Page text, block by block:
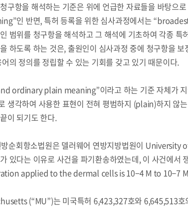
구항을 해석하는 기준은 위에 언급한 자료들을 바탕으
인 반면, 특허 등록을 위한 심사과정에서는
범위를 청구항을 해석하고 그 해석에 기초하여 각종
하도록 하는 것은, 출원인이 심사과정 중에 청구항을
의 정의를 정립할 수 있는 기회를 갖고 있기 때문이다.
ordinary plain meaning”이라고 하는 기준 자체가 지
생각하여 사용한 표현이 전혀 평범하지 (plain)하지 않
이 되기도 한다.
순회항소법원은 델러웨어 연방지방법원이 University
있다는 이유로 사건을 파기환송하였는데, 이 사건에
applied to the dermal cells is 10−4 M to 10−7
(“MU”)는 미국특허 6,423,327호와 6,645,513호